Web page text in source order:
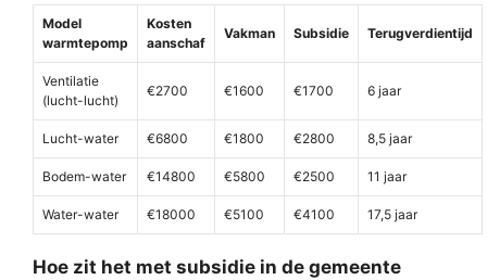
Model
warmtepomp
Kosten
aanschaf
Vakman Subsidie Terugverdientijd
Ventilatie
(lucht-lucht)
€2700 €1600 €1700 6 jaar
Lucht-water €6800 €1800 €2800 8,5 jaar
Bodem-water €14800 €5800 €2500 11 jaar
Water-water €18000 €5100 €4100 17,5 jaar
Hoe zit het met subsidie in de gemeente